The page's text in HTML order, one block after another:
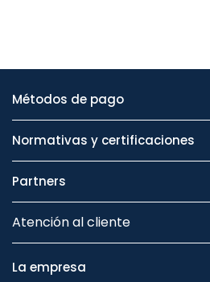
Métodos de pago
Normativas y certificaciones
Partners
Atención al cliente
La empresa